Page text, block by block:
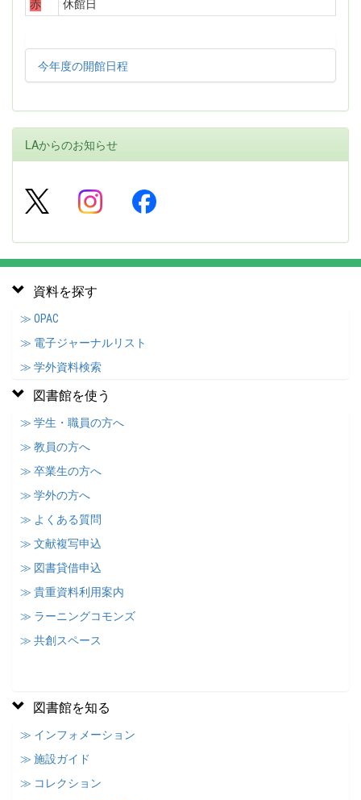
赤
休館日
今年度の開館日程
LAからのお知らせ
資料を探す
≫ OPAC
≫ 電子ジャーナルリスト
≫ 学外資料検索
図書館を使う
≫ 学生・職員の方へ
≫ 教員の方へ
≫ 卒業生の方へ
≫ 学外の方へ
≫ よくある質問
≫ 文献複写申込
≫ 図書貸借申込
≫ 貴重資料利用案内
≫ ラーニングコモンズ
≫ 共創スペース
図書館を知る
≫ インフォメーション
≫ 施設ガイド
≫ コレクション